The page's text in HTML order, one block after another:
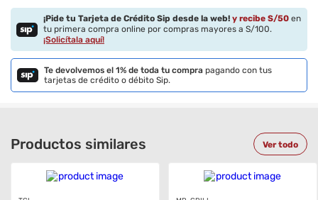
¡Pide tu Tarjeta de Crédito Sip desde la web! y recibe S/50 en
tu primera compra online por compras mayores a S/100.
¡Solicítala aquí!
Te devolvemos el 1% de toda tu compra pagando con tus
tarjetas de crédito o débito Sip.
Productos similares Ver todo